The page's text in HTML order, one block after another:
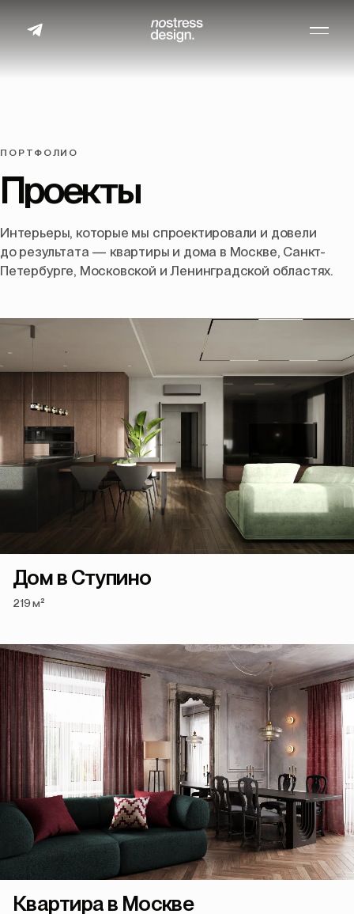
ПОРТФОЛИО
Проекты
Интерьеры, которые мы спроектировали и довели
до результата — квартиры и дома в Москве, Санкт-
Петербурге, Московской и Ленинградской областях.
Дом в Ступино
219 м²
Квартира в Москве